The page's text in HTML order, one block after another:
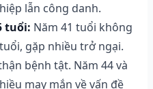
lẫn công danh.
tuổi: Năm 41 tuổi không
gặp nhiều trở ngại.
bệnh tật. Năm 44 và
may mắn về vấn đề